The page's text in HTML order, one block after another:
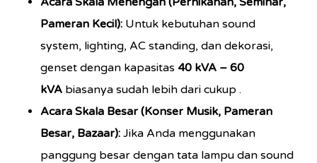
Pameran Kecil):Untuk kebutuhan sound
system, lighting, AC standing, dan dekorasi,
genset dengan kapasitas 40 kVA – 60
kVAbiasanya sudah lebih dari cukup .
Acara Skala Besar (Konser Musik, Pameran
Besar, Bazaar):Jika Anda menggunakan
panggung besar dengan tata lampu dan sound